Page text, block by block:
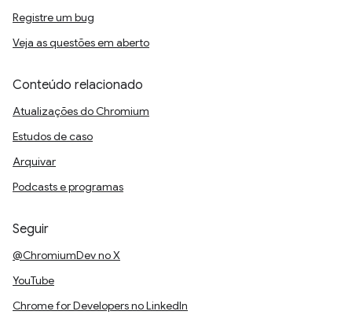
Registre um bug
Veja as questões em aberto
Conteúdo relacionado
Atualizações do Chromium
Estudos de caso
Arquivar
Podcasts e programas
Seguir
@ChromiumDev no X
YouTube
Chrome for Developers no LinkedIn